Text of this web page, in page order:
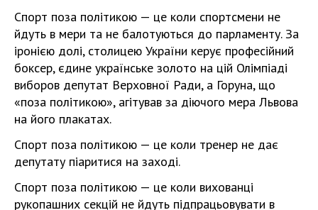
Спорт поза політикою — це коли спортсмени не
йдуть в мери та не балотуються до парламенту. За
іронією долі, столицею України керує професійний
боксер, єдине українське золото на цій Олімпіаді
виборов депутат Верховної Ради, а Горуна, що
«поза політикою», агітував за діючого мера Львова
на його плакатах.
Спорт поза політикою — це коли тренер не дає
депутату піаритися на заході.
Спорт поза політикою — це коли вихованці
рукопашних секцій не йдуть підпрацьовувати в